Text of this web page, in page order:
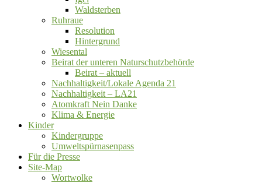
Waldsterben
Ruhraue
Resolution
Hintergrund
Wiesental
Beirat der unteren Naturschutzbehörde
Beirat ‒ aktuell
Nachhaltigkeit/Lokale Agenda 21
Nachhaltigkeit – LA21
Atomkraft Nein Danke
Klima & Energie
Kinder
Kindergruppe
Umweltspürnasenpass
Für die Presse
Site-Map
Wortwolke